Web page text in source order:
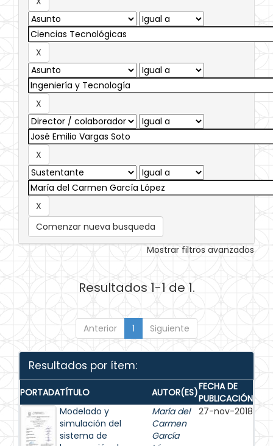
Comenzar nueva busqueda
Mostrar filtros avanzados
Resultados 1-1 de 1.
Anterior 1 Siguiente
Resultados por ítem:
PORTADATÍTULO AUTOR(ES)FECHA DE
PUBLICACIÓN
Modelado y
simulación del
sistema de
María del
Carmen
García
27-nov-2018